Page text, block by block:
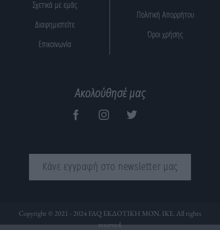
Σχετικά με εμάς
Διαφημιστείτε
Επικοινωνία
Πολιτική Απορρήτου
Όροι χρήσης
Ακολούθησέ μας
Κάνε εγγραφή στο newsletter μας
Copyright © 2021 - 2024 FAQ ΕΚΔΟΤΙΚΗ ΜΟΝ. ΙΚΕ. All rights
reserved.